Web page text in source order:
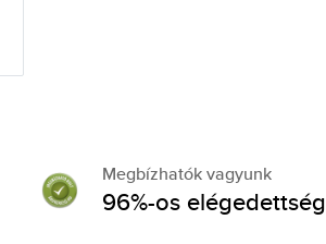
Megbízhatók vagyunk
96%-os elégedettség